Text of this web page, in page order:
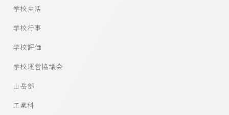
学校生活
学校行事
学校評価
学校運営協議会
山岳部
工業科